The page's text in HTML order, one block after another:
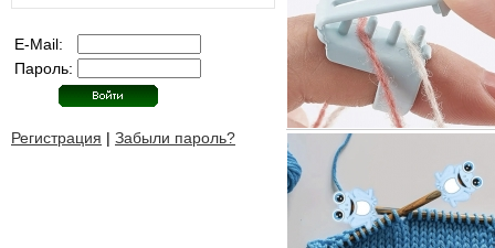
E-Mail:
Пароль:
Регистрация | Забыли пароль?